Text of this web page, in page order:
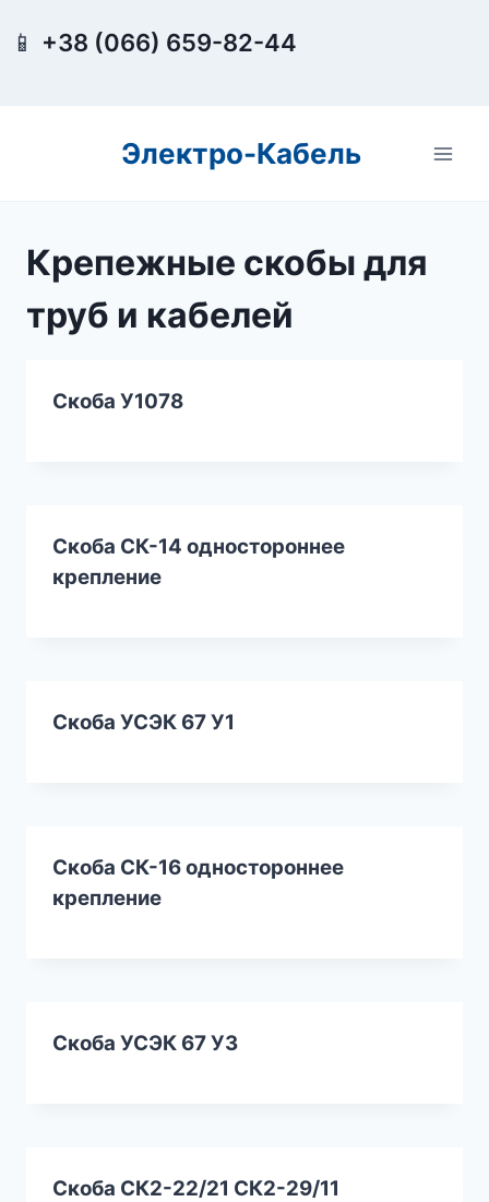
📱 +38 (066) 659-82-44
Электро-Кабель
Крепежные скобы для
труб и кабелей
Скоба У1078
Скоба СК-14 одностороннее
крепление
Скоба УСЭК 67 У1
Скоба СК-16 одностороннее
крепление
Скоба УСЭК 67 У3
Скоба СК2-22/21 СК2-29/11